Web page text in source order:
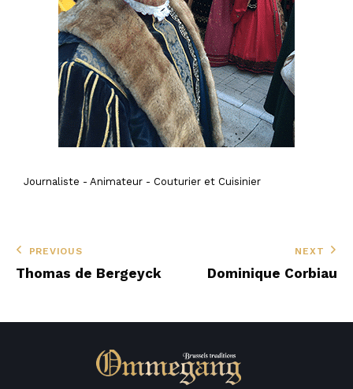
Journaliste - Animateur - Couturier et Cuisinier
PREVIOUS
Thomas de Bergeyck
NEXT
Dominique Corbiau